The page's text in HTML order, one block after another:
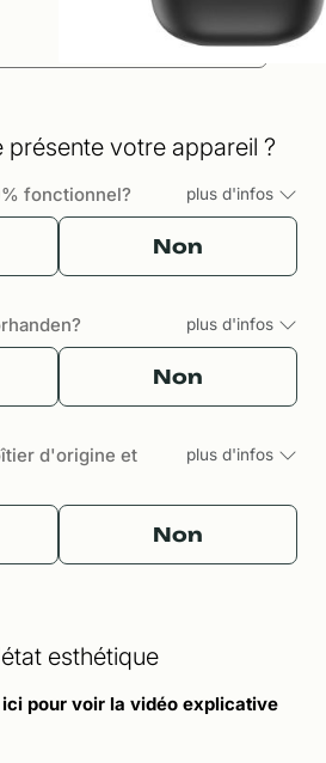
présente votre appareil ?
fonctionnel? plus d'infos
Non
plus d'infos
Non
d'origine et
plus d'infos
Non
esthétique
pour voir la vidéo explicative